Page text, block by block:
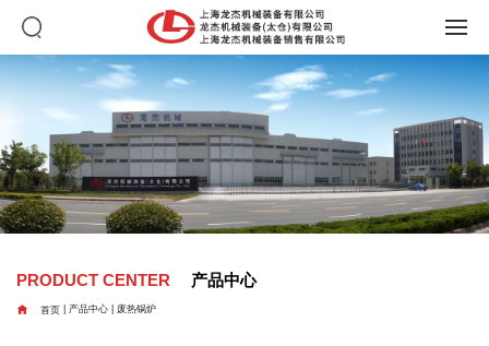
PRODUCT CENTER 产品中心
 首页| 产品中心| 废热锅炉